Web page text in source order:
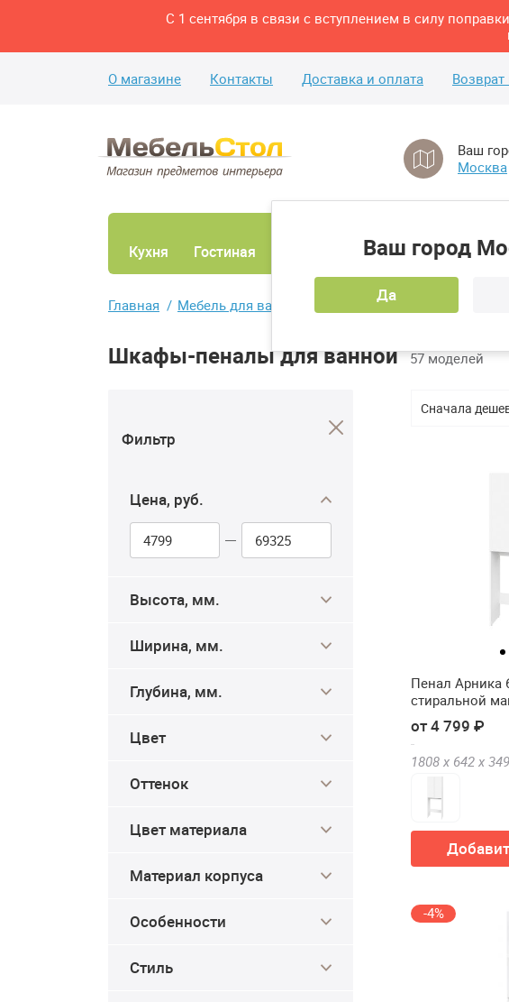
С 1 сентября в связи с вступлением в силу
О магазине Контакты Доставка и оплата
Ваш
Москва
Ваш город
Да
Кухня Гостиная Спальня
Главная Мебель для ванной Шкафы-пеналы для ванной
Шкафы-пеналы для ванной 57 моделей
Сначала
Пенал Арника
стиральной
от 4 799 ₽
1808 х 642 х 349
-4%
Фильтр
Цена, руб.
Высота, мм.
Ширина, мм.
Глубина, мм.
Цвет
Оттенок
Цвет материала
Материал корпуса
Особенности
Стиль